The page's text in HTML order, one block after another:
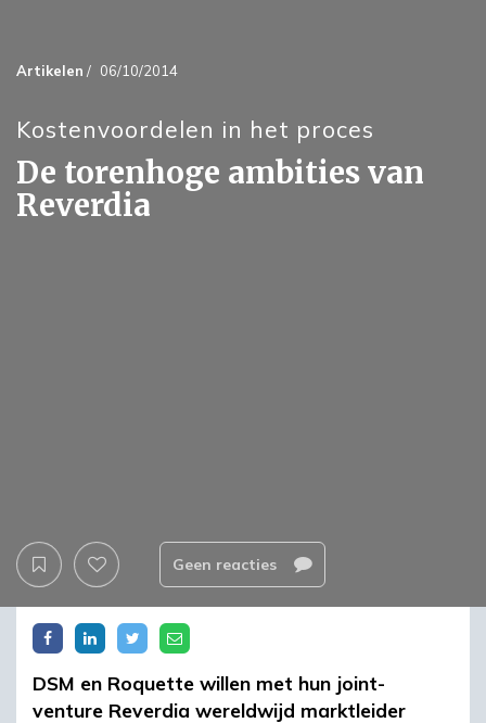
Artikelen / 06/10/2014
Kostenvoordelen in het proces
De torenhoge ambities van
Reverdia
Geen reacties
DSM en Roquette willen met hun joint-
venture Reverdia wereldwijd marktleider